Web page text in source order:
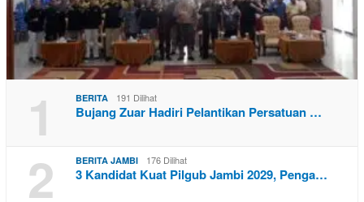
1 BERITA 191 Dilihat
Bujang Zuar Hadiri Pelantikan Persatuan …
2 BERITA JAMBI 176 Dilihat
3 Kandidat Kuat Pilgub Jambi 2029, Penga…